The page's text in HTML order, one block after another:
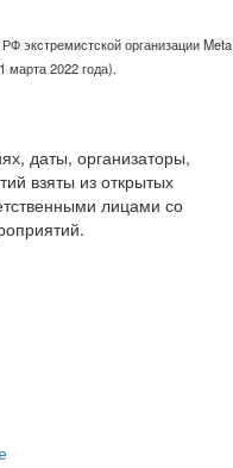
экстремистской организации Meta
марта 2022 года).
даты, организаторы,
взяты из открытых
лицами со